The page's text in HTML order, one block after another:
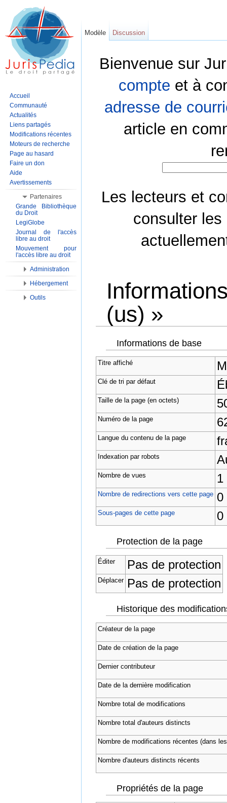
Bienvenue sur
compte et à
adresse de
article en
Les lecteurs et
consulter les
(us) »
Informations de base
Titre affiché
Clé de tri par défaut
Taille de la page (en octets)
Numéro de la page
Langue du contenu de la page
Indexation par robots
Nombre de vues 1
Nombre de redirections vers cette page 0
Sous-pages de cette page 0
Protection de la page
Éditer Pas de protection
Déplacer Pas de protection
Historique des
Créateur de la page
Date de création de la page
Dernier contributeur
Date de la dernière modification
Nombre total de modifications
Nombre total d'auteurs distincts
Nombre de modifications récentes (dans
Nombre d'auteurs distincts récents
Propriétés de la page
Modèle Discussion
Accueil
Communauté
Actualités
Liens partagés
Modifications récentes
Moteurs de recherche
Page au hasard
Faire un don
Aide
Avertissements
Partenaires
Grande Bibliothèque
du Droit
LegiGlobe
Journal de l'accès
libre au droit
Mouvement pour
l'accès libre au droit
Administration
Hébergement
Outils